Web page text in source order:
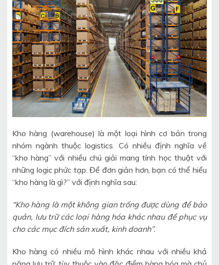
Kho hàng (warehouse) là một loại hình cơ bản trong
nhóm ngành thuộc logistics. Có nhiều định nghĩa về
“kho hàng” với nhiều chú giải mang tính học thuật với
những logic phức tạp. Để đơn giản hơn, bạn có thể hiểu
“kho hàng là gì?” với định nghĩa sau:
“Kho hàng là một không gian trống được dùng để bảo
quản, lưu trữ các loại hàng hóa khác nhau để phục vụ
cho các mục đích sản xuất, kinh doanh”.
Kho hàng có nhiều mô hình khác nhau với nhiều khả